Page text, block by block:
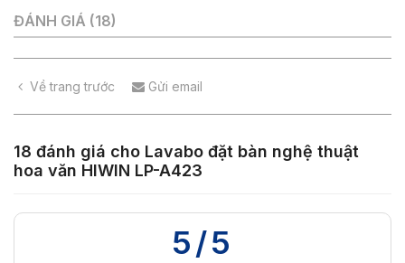
ĐÁNH GIÁ (18)
Về trang trước Gửi email
18 đánh giá cho Lavabo đặt bàn nghệ thuật
hoa văn HIWIN LP-A423
5/5